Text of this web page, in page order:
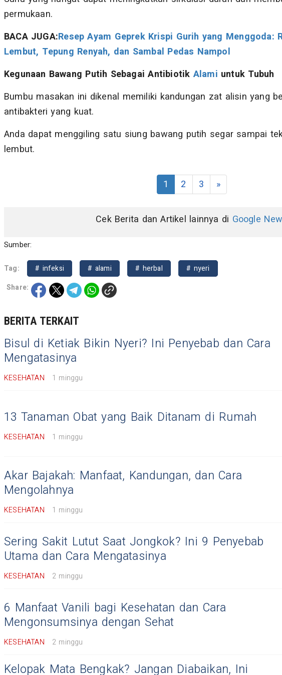
permukaan.
BACA JUGA:Resep Ayam Geprek Krispi Gurih yang Menggoda:
Lembut, Tepung Renyah, dan Sambal Pedas Nampol
Kegunaan Bawang Putih Sebagai Antibiotik Alami untuk Tubuh
Bumbu masakan ini dikenal memiliki kandungan zat alisin yang
antibakteri yang kuat.
Anda dapat menggiling satu siung bawang putih segar sampai
lembut.
1 2 3 »
Cek Berita dan Artikel lainnya di Google
Sumber:
Tag: # infeksi # alami # herbal
# nyeri
Share:
BERITA TERKAIT
Bisul di Ketiak Bikin Nyeri? Ini Penyebab dan Cara
Mengatasinya
KESEHATAN 1 minggu
13 Tanaman Obat yang Baik Ditanam di Rumah
KESEHATAN 1 minggu
Akar Bajakah: Manfaat, Kandungan, dan Cara
Mengolahnya
KESEHATAN 1 minggu
Sering Sakit Lutut Saat Jongkok? Ini 9 Penyebab
Utama dan Cara Mengatasinya
KESEHATAN 2 minggu
6 Manfaat Vanili bagi Kesehatan dan Cara
Mengonsumsinya dengan Sehat
KESEHATAN 2 minggu
Kelopak Mata Bengkak? Jangan Diabaikan, Ini